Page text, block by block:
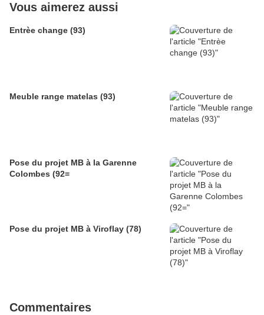
Vous aimerez aussi
Entrèe change (93)
Meuble range matelas (93)
Pose du projet MB à la Garenne
Colombes (92=
Pose du projet MB à Viroflay (78)
Commentaires